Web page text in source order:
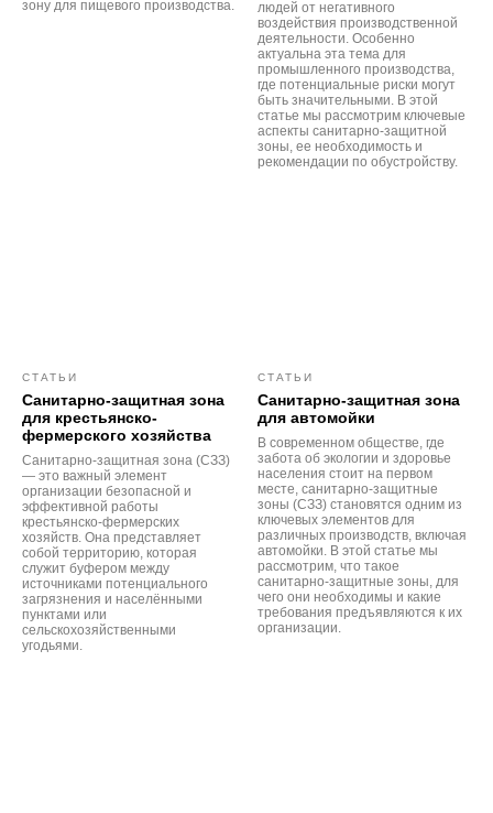
зону для пищевого производства.
людей от негативного
воздействия производственной
деятельности. Особенно
актуальна эта тема для
промышленного производства,
где потенциальные риски могут
быть значительными. В этой
статье мы рассмотрим ключевые
аспекты санитарно-защитной
зоны, ее необходимость и
рекомендации по обустройству.
СТАТЬИ
Санитарно-защитная зона
для крестьянско-
фермерского хозяйства
Санитарно-защитная зона (СЗЗ)
— это важный элемент
организации безопасной и
эффективной работы
крестьянско-фермерских
хозяйств. Она представляет
собой территорию, которая
служит буфером между
источниками потенциального
загрязнения и населёнными
пунктами или
сельскохозяйственными
угодьями.
СТАТЬИ
Санитарно-защитная зона
для автомойки
В современном обществе, где
забота об экологии и здоровье
населения стоит на первом
месте, санитарно-защитные
зоны (СЗЗ) становятся одним из
ключевых элементов для
различных производств, включая
автомойки. В этой статье мы
рассмотрим, что такое
санитарно-защитные зоны, для
чего они необходимы и какие
требования предъявляются к их
организации.